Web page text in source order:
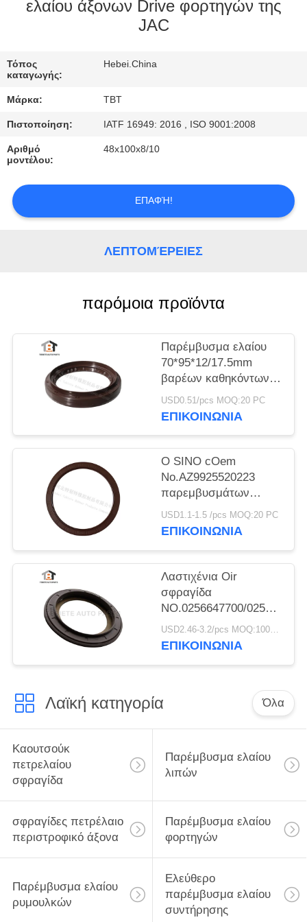
ΈΛΕΓΧΟΣ
ΕΛΆΤΕ
ΣΕ
ΕΠΑΦΉ
ΕΙΔΉΣΕΙΣ
ΠΕΡΙΠΤΏΣΕΙΣ
ελαίου άξονων Drive φορτηγών της
JAC
Τόπος
καταγωγής:
Hebei.China
Μάρκα: TBT
Πιστοποίηση: IATF 16949: 2016 , ISO 9001:2008
Αριθμό
μοντέλου:
48x100x8/10
ΕΠΑΦΉ!
ΛΕΠΤΟΜΈΡΕΙΕΣ
παρόμοια προϊόντα
Παρέμβυσμα ελαίου
70*95*12/17.5mm
βαρέων καθηκόντων
άξονας NBR
70x95x12/17.5mm
USD0.51/pcs MOQ:20 PC
ΕΠΙΚΟΙΝΩΝΙΑ
Ο SINO cOem
No.AZ9925520223
παρεμβυσμάτων
ελαίου άξονων
ισορροπίας HOWO
USD1.1-1.5 /pcs MOQ:20 PC
ΕΠΙΚΟΙΝΩΝΙΑ
Λαστιχένια Oir
σφραγίδα
NO.0256647700/
cOem για τον άξονα
117.5*158*17.8 χιλ.
USD2.46-3.2/pcs MOQ:1000 PC
ΕΠΙΚΟΙΝΩΝΙΑ
Λαϊκή κατηγορία Όλα
Καουτσούκ
πετρελαίου
σφραγίδα
Παρέμβυσμα ελαίου
λιπών
σφραγίδες πετρέλαιο
περιστροφικό άξονα
Παρέμβυσμα ελαίου
φορτηγών
Παρέμβυσμα ελαίου
ρυμουλκών
Ελεύθερο
παρέμβυσμα ελαίου
συντήρησης